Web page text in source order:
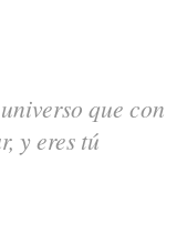
que con
y eres tú